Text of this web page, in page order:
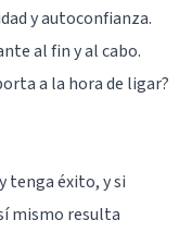
yautoconfianza.
al fin y al cabo.
a la hora de ligar?
tenga éxito, y si
mismo resulta